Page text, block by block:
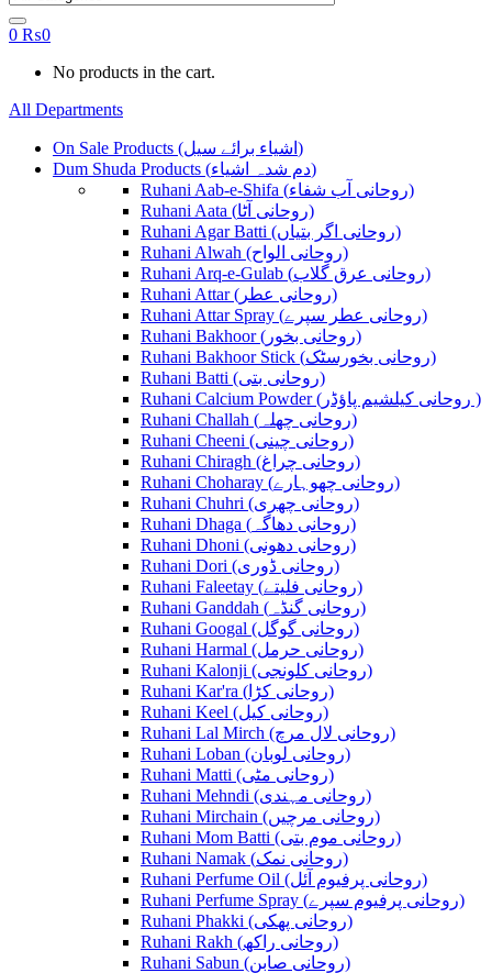
0 ₨0
No products in the cart.
All Departments
On Sale Products (اشیاء برائے سیل)
Dum Shuda Products (دم شدہ اشیاء)
Ruhani Aab-e-Shifa (روحانی آب شفاء)
Ruhani Aata (روحانی آٹا)
Ruhani Agar Batti (روحانی اگر بتیاں)
Ruhani Alwah (روحانی الواح)
Ruhani Arq-e-Gulab (روحانی عرق گلاب)
Ruhani Attar (روحانی عطر)
Ruhani Attar Spray (روحانی عطر سپرے)
Ruhani Bakhoor (روحانی بخور)
Ruhani Bakhoor Stick (روحانی بخورسٹک)
Ruhani Batti (روحانی بتی)
Ruhani Calcium Powder (روحانی کیلشیم پاؤڈر )
Ruhani Challah (روحانی چھلہ)
Ruhani Cheeni (روحانی چینی)
Ruhani Chiragh (روحانی چراغ)
Ruhani Choharay (روحانی چھوہارے)
Ruhani Chuhri (روحانی چھری)
Ruhani Dhaga (روحانی دھاگہ)
Ruhani Dhoni (روحانی دھونی)
Ruhani Dori (روحانی ڈوری)
Ruhani Faleetay (روحانی فلیتے)
Ruhani Ganddah (روحانی گنڈہ)
Ruhani Googal (روحانی گوگل)
Ruhani Harmal (روحانی حرمل)
Ruhani Kalonji (روحانی کلونجی)
Ruhani Kar'ra (روحانی کڑا)
Ruhani Keel (روحانی کیل)
Ruhani Lal Mirch (روحانی لال مرچ)
Ruhani Loban (روحانی لوبان)
Ruhani Matti (روحانی مٹی)
Ruhani Mehndi (روحانی مہندی)
Ruhani Mirchain (روحانی مرچیں)
Ruhani Mom Batti (روحانی موم بتی)
Ruhani Namak (روحانی نمک)
Ruhani Perfume Oil (روحانی پرفیوم آئل)
Ruhani Perfume Spray (روحانی پرفیوم سپرے)
Ruhani Phakki (روحانی پھکی)
Ruhani Rakh (روحانی راکھ)
Ruhani Sabun (روحانی صابن)